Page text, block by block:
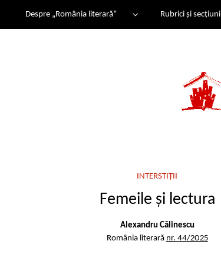
Despre „România literară” Rubrici și secțiuni
INTERSTIȚII
Femeile și lectura
Alexandru Călinescu
România literară nr. 44/2025